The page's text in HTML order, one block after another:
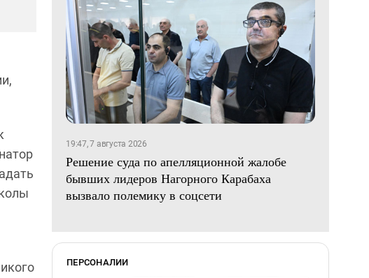
19:47, 7 августа 2026
Решение суда по апелляционной жалобе
бывших лидеров Нагорного Карабаха
вызвало полемику в соцсети
ПЕРСОНАЛИИ